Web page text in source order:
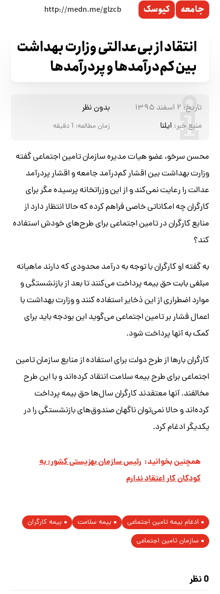
جامعه کیوسک
انتقاد از بی‌عدالتی وزارت بهداشت
بین کم‌درآمدها و پردرآمدها
تاریخ: ۲ اسفند ۱۳۹۵
بدون نظر
منبع خبر: ایلنا زمان مطالعه: 1دقیقه
محسن سرخو، عضو هیات مدیره سازمان تامین اجتماعی گفته
وزارت بهداشت بین اقشار کم‌درآمد جامعه و اقشار پردرآمد
عدالت را رعایت نمی‌کند و از این وزراتخانه پرسیده مگر برای
کارگران چه امکاناتی خاصی فراهم کرده که حالا انتظار دارد از
منابع کارگران در تامین اجتماعی برای طرح‌های خودش استفاده
کند؟
به گفته او‌ کارگران با توجه به درآمد محدودی که دارند ماهیانه
مبلغی بابت حق بیمه پرداخت می‌کنند تا بعد از بازنشستگی و
موارد اضطراری از این ذخایر استفاده کنند و وزارت بهداشت با
اعمال فشار بر تامین اجتماعی می‌گوید این بودجه باید برای
کمک به آنها پرداخت شود.
کارگران بارها از طرح دولت برای استفاده از منابع سازمان تامین
اجتماعی برای طرح بیمه سلامت انتقاد کرده‌اند و با این طرح
مخالفند. آنها معتقدند کارگران سال‌ها حق بیمه پرداخت
کرده‌اند و حالا نمی‌توان ناگهان صندوق‌های بازنشستگی را در
یکدیگر ادغام کرد.
همچنین بخوانید: رئیس سازمان بهزیستی کشور: به
کودکان کار اعتقاد ندارم
ادغام بیمه تامین اجتماعی بیمه سلامت
بیمه کارگران
سازمان تامین اجتماعی
0 نظر